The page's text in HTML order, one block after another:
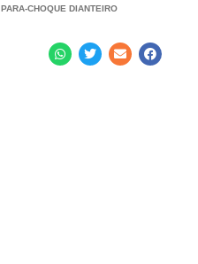
PARA-CHOQUE DIANTEIRO